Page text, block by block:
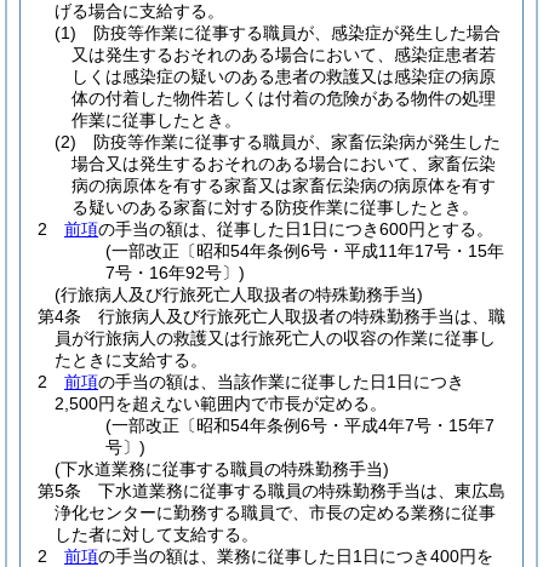
げる場合に支給する。
(1)
防疫等作業に従事する職員が、感染症が発生した場合
又は発生するおそれのある場合において、感染症患者若
しくは感染症の疑いのある患者の救護又は感染症の病原
体の付着した物件若しくは付着の危険がある物件の処理
作業に従事したとき。
(2)
防疫等作業に従事する職員が、家畜伝染病が発生した
場合又は発生するおそれのある場合において、家畜伝染
病の病原体を有する家畜又は家畜伝染病の病原体を有す
る疑いのある家畜に対する防疫作業に従事したとき。
2
前項の手当の額は、従事した日1日につき600円とする。
(一部改正〔昭和54年条例6号・平成11年17号・15年
7号・16年92号〕)
(行旅病人及び行旅死亡人取扱者の特殊勤務手当)
第4条
行旅病人及び行旅死亡人取扱者の特殊勤務手当は、職
員が行旅病人の救護又は行旅死亡人の収容の作業に従事し
たときに支給する。
2
前項の手当の額は、当該作業に従事した日1日につき
2,500円を超えない範囲内で市長が定める。
(一部改正〔昭和54年条例6号・平成4年7号・15年7
号〕)
(下水道業務に従事する職員の特殊勤務手当)
第5条
下水道業務に従事する職員の特殊勤務手当は、東広島
浄化センターに勤務する職員で、市長の定める業務に従事
した者に対して支給する。
2
前項の手当の額は、業務に従事した日1日につき400円を